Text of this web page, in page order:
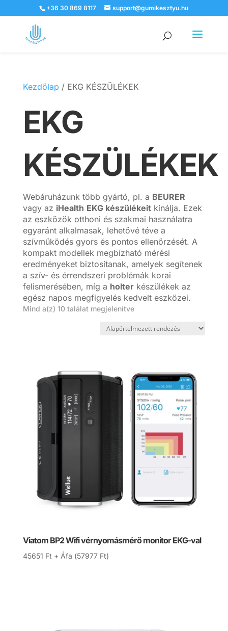
+36 30 869 8117 support@gumikesztyu.hu
Products
search
Kezdőlap / EKG KÉSZÜLÉKEK
EKG
KÉSZÜLÉKEK
Webáruházunk több gyártó, pl. a BEURER
vagy az iHealth EKG készülékeitkínálja. Ezek
az eszközök otthoni és szakmai használatra
egyaránt alkalmasak, lehetővé téve a
szívműködés gyors és pontos ellenőrzését. A
kompakt modellek megbízható mérési
eredményeket biztosítanak, amelyek segítenek
a szív- és érrendszeri problémák korai
felismerésében, míg a holterkészülékek az
egész napos megfigyelés kedvelt eszközei.
Mind a(z) 10 találat megjelenítve
Viatom BP2 Wifi vérnyomásmérő monitor EKG-val
45651 Ft + Áfa (57977 Ft)